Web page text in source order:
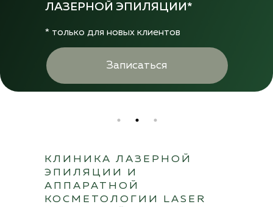
* только для новых клиентов
ЛАЗЕРНОЙ ЭПИЛЯЦИИ*
Записаться
КЛИНИКА ЛАЗЕРНОЙ
ЭПИЛЯЦИИ И
АППАРАТНОЙ
КОСМЕТОЛОГИИ LASER